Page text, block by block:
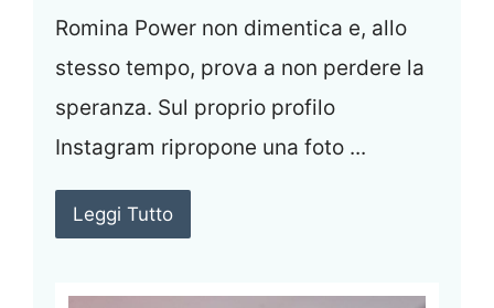
Romina Power non dimentica e, allo
stesso tempo, prova a non perdere la
speranza. Sul proprio profilo
Instagram ripropone una foto ...
Leggi Tutto